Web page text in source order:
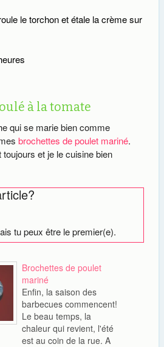
le torchon et étale la crème sur
à la tomate
qui se marie bien comme
brochettes de poulet mariné.
et je le cuisine bien
tu peux être le premier(e).
Brochettes de poulet
mariné
Enfin, la saison des
barbecues commencent!
Le beau temps, la
chaleur qui revient, l'été
est au coin de la rue. A